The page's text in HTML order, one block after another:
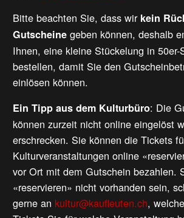
Bitte beachten Sie, dass wir kein
Gutscheine geben können, deshalb
Ihnen, eine kleine Stückelung in 50er-
bestellen, damit Sie den
einlösen können.
Ein Tipp aus dem Kulturbüro: Die
können zurzeit nicht online eingelöst
erschrecken. Sie können die Tickets
Kulturveranstaltungen online
vor Ort mit dem Gutschein bezahlen.
«reservieren» nicht vorhanden sein,
gerne an kultur@kaufleuten.ch,